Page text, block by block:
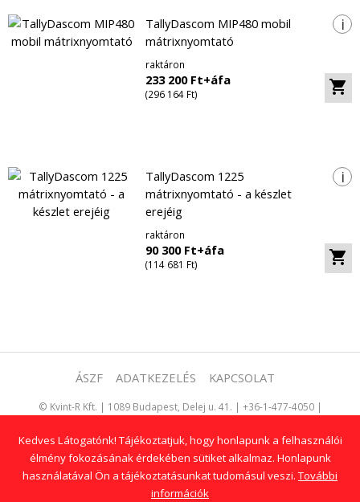
i
TallyDascom MIP480 mobil
mátrixnyomtató
raktáron
233 200 Ft+áfa
(296 164 Ft)
i
TallyDascom 1225
mátrixnyomtató - a készlet
erejéig
raktáron
90 300 Ft+áfa
(114 681 Ft)
ÁSZF ADATKEZELÉS KAPCSOLAT
© Kvint-R Kft. | 1089 Budapest, Delej u. 41. | +36-1-477-4050|
Szerviz:+36-1-477-4066|szerviz@kvint-r.hu
3D Systems Magyarország
Kedves Látogatónk! Tájékoztatjuk, hogy honlapunk a felhasználói
élmény fokozásának érdekében sütiket alkalmaz. Honlapunk
használatával Ön a tájékoztatásunkat tudomásul veszi.További
információk